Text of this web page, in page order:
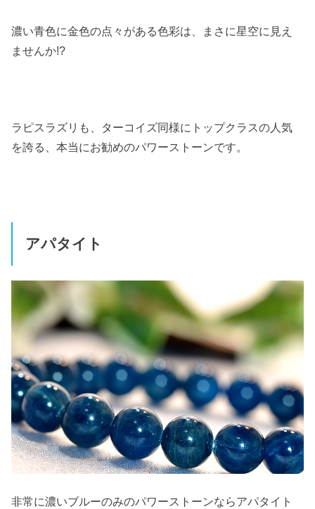
濃い青色に金色の点々がある色彩は、まさに星空に見え
ませんか!?
ラピスラズリも、ターコイズ同様にトップクラスの人気
を誇る、本当にお勧めのパワーストーンです。
アパタイト
非常に濃いブルーのみのパワーストーンならアパタイト